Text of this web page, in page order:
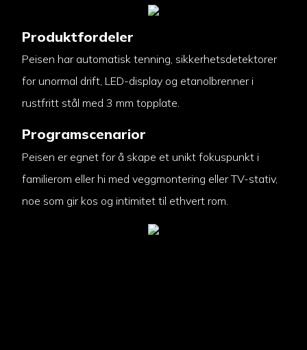
Produktfordeler
Peisen har automatisk tenning, sikkerhetsdetektorer
for unormal drift, LED-display og etanolbrenner i
rustfritt stål med 3 mm topplate.
Programscenarior
Peisen er egnet for å skape et unikt fokuspunkt i
familierom eller hi med veggmontering eller TV-stativ,
noe som gir kos og intimitet til ethvert rom.